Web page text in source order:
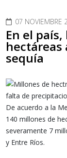
07 NOVIEMBRE
En el
hectáreas
sequía
De acuerdo a la
140 millones de
severamente 7
y Entre Ríos.